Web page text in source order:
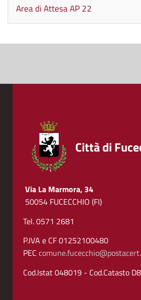
Area di Attesa AP 22
Città di
Via La Marmora, 34
50054 FUCECCHIO (FI)
Tel. 0571 2681
P.IVA e CF 01252100480
PEC
Cod.Istat 048019 - Cod.Catasto